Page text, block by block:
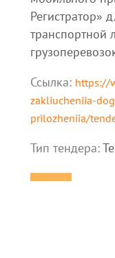
Регистратор»
транспортной
Ссылка: https://
zakliucheniia-
prilozheniia/
Тип тендера: